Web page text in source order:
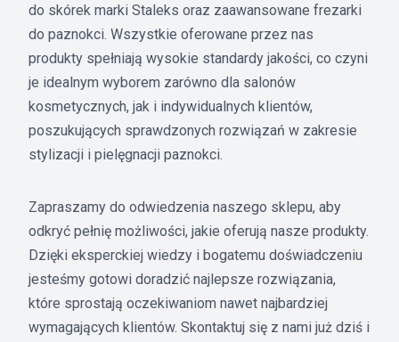
do skórek marki Staleks oraz zaawansowane frezarki
do paznokci. Wszystkie oferowane przez nas
produkty spełniają wysokie standardy jakości, co czyni
je idealnym wyborem zarówno dla salonów
kosmetycznych, jak i indywidualnych klientów,
poszukujących sprawdzonych rozwiązań w zakresie
stylizacji i pielęgnacji paznokci.
Zapraszamy do odwiedzenia naszego sklepu, aby
odkryć pełnię możliwości, jakie oferują nasze produkty.
Dzięki eksperckiej wiedzy i bogatemu doświadczeniu
jesteśmy gotowi doradzić najlepsze rozwiązania,
które sprostają oczekiwaniom nawet najbardziej
wymagających klientów. Skontaktuj się z nami już dziś i